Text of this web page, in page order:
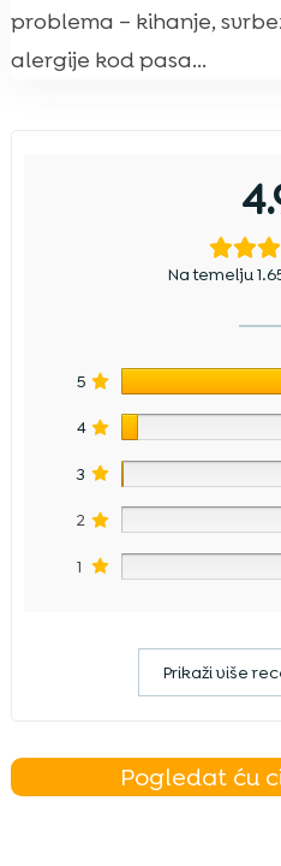
problema – kihanje,
alergije kod pasa...
Na temelju
5
4
3
2
1
Prikaži više
Pogledat ću